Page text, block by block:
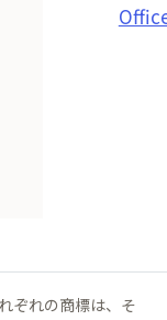
ぞれの商標は、そ